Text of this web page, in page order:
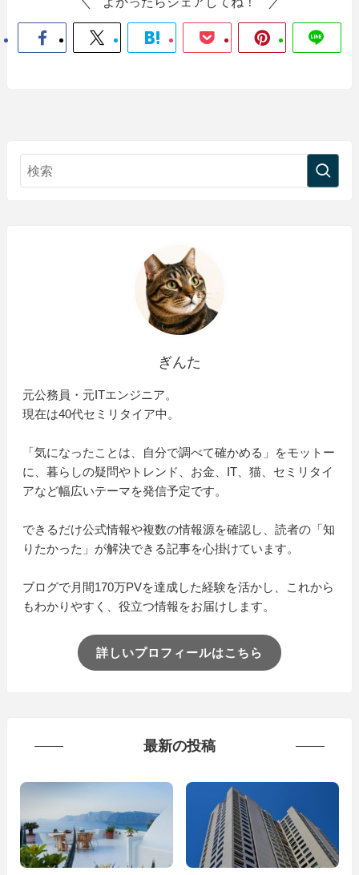
ぎんた
元公務員・元ITエンジニア。
現在は40代セミリタイア中。
「気になったことは、自分で調べて確かめる」をモットー
に、暮らしの疑問やトレンド、お金、IT、猫、セミリタイ
アなど幅広いテーマを発信予定です。
できるだけ公式情報や複数の情報源を確認し、読者の「知
りたかった」が解決できる記事を心掛けています。
ブログで月間170万PVを達成した経験を活かし、これから
もわかりやすく、役立つ情報をお届けします。
詳しいプロフィールはこちら
最新の投稿